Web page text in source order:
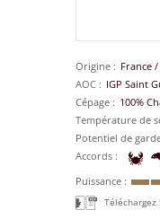
Origine France /
AOC
IGP Saint
Cépage
100%
Température de
Potentiel de
Accords
Puissance